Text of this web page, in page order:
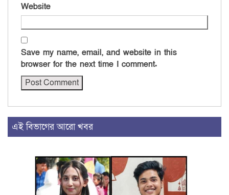
Website
Save my name, email, and website in this
browser for the next time I comment.
এই বিভাগের আরো খবর